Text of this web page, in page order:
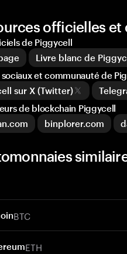
officielles
de Piggycell
Livre blanc de
sociaux et communauté de
sur X (Twitter)
de blockchain Piggycell
binplorer.com
BTC
ETH